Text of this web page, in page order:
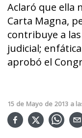
Aclaró que ella
Carta Magna,
contribuye a
judicial;
aprobó el
15 de Mayo de 2013 a